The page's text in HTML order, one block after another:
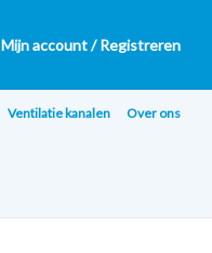
Mijn account / Registreren
Ventilatie kanalen Over ons